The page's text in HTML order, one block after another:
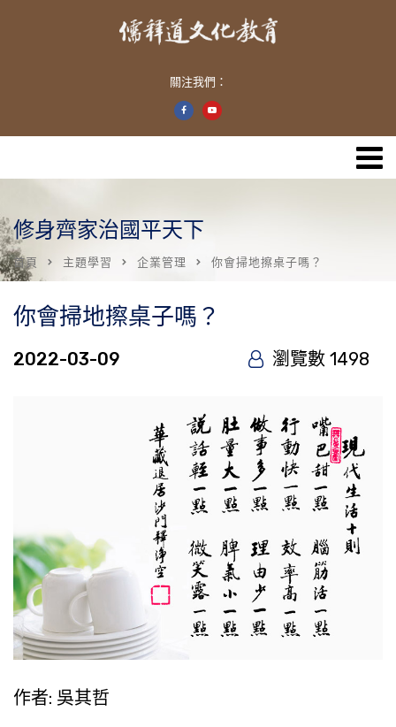
關注我們：
修身齊家治國平天下
首頁 主題學習 企業管理 你會掃地擦桌子嗎？
你會掃地擦桌子嗎？
2022-03-09 瀏覽數 1498
作者: 吳其哲